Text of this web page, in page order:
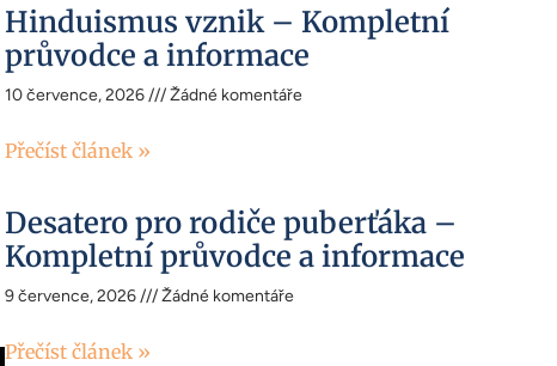
Hinduismus vznik – Kompletní
průvodce a informace
10 července, 2026 Žádné komentáře
Přečíst článek »
Desatero pro rodiče puberťáka –
Kompletní průvodce a informace
9 července, 2026 Žádné komentáře
Přečíst článek »